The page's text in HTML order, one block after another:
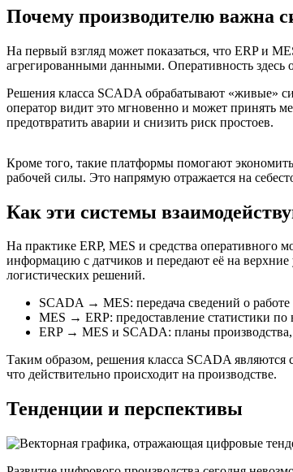
Почему производителю важна
На первый взгляд может показаться, что ERP и
агрегированными данными. Оперативность здесь
Решения класса SCADA обрабатывают «живые»
оператор видит это мгновенно и может принять
предотвратить аварии и снизить риск простоев.
Кроме того, такие платформы помогают
рабочей силы. Это напрямую отражается на
Как эти системы
На практике ERP, MES и средства оперативного
информацию с датчиков и передают её на
логистических решений.
SCADA → MES: передача сведений о
MES → ERP: предоставление статистики
ERP → MES и SCADA: планы производства,
Таким образом, решения класса SCADA
что действительно происходит на производстве.
Тенденции и перспективы